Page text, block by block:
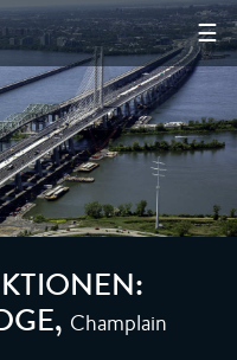
☰
, Champlain